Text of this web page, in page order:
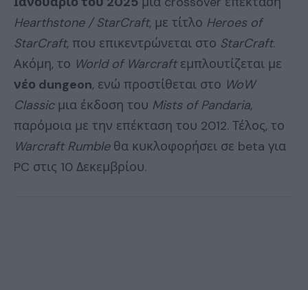
Hearthstone / StarCraft, με τίτλο Heroes of
StarCraft, που επικεντρώνεται στο StarCraft.
Ακόμη, το World of Warcraftεμπλουτίζεται με
νέο dungeon, ενώ προστίθεται στο WoW
Classicμια έκδοση του Mists of Pandaria,
παρόμοια με την επέκταση του 2012. Τέλος, το
Warcraft Rumbleθα κυκλοφορήσει σε beta για
PC στις 10 Δεκεμβρίου.